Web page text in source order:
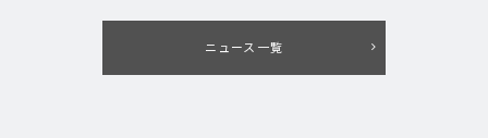
ニュース一覧